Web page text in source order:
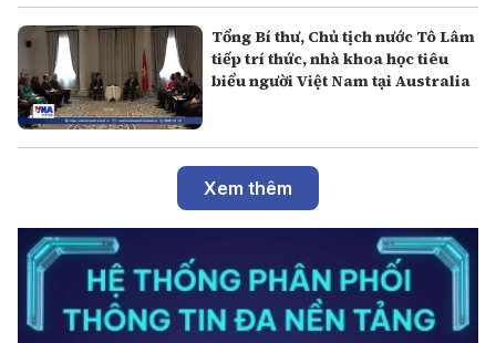
Tổng Bí thư, Chủ tịch nước Tô Lâm
tiếp trí thức, nhà khoa học tiêu
biểu người Việt Nam tại Australia
Xem thêm